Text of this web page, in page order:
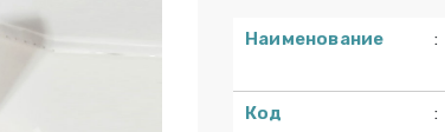
Наименование :
Код
: